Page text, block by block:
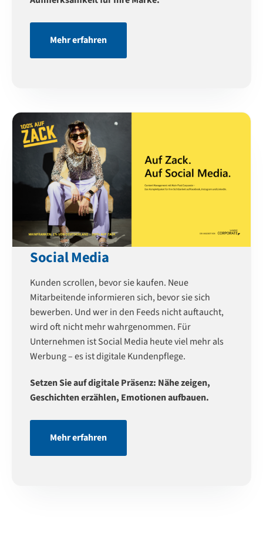
Mehr erfahren
Social Media
Kunden scrollen, bevor sie kaufen. Neue
Mitarbeitende informieren sich, bevor sie sich
bewerben. Und wer in den Feeds nicht auftaucht,
wird oft nicht mehr wahrgenommen. Für
Unternehmen ist Social Media heute viel mehr als
Werbung – es ist digitale Kundenpflege.
Setzen Sie auf digitale Präsenz: Nähe zeigen,
Geschichten erzählen, Emotionen aufbauen.
Mehr erfahren